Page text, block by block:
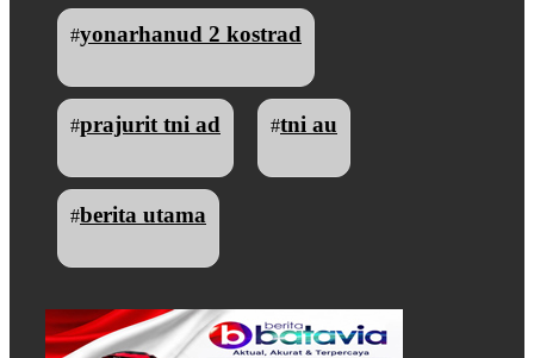
#yonarhanud 2 kostrad
#prajurit tni ad #tni au
#berita utama